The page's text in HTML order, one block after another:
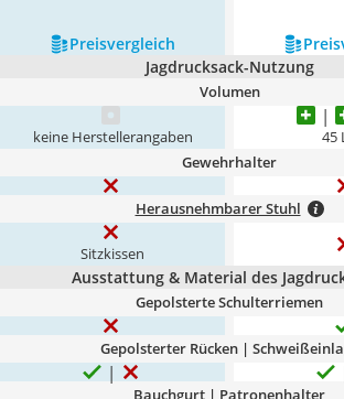
Preis­vergleich
Jagdrucksack-Nutzung
Volumen
keine Herstellerangaben 45
Gewehrhalter
Herausnehmbarer Stuhl
Sitzkissen
Ausstattung & Material des
Gepolsterte Schulterriemen
Gepolsterter Rücken |
Bauchgurt | Patronenhalter